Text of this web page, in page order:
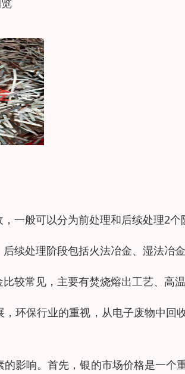
一般可以分为前处理和后续处理2个
续处理阶段包括火法冶金、湿法冶金
较常见，主要有焚烧熔出工艺、高
环保行业的重视，从电子废物中
影响。首先，银的市场价格是一